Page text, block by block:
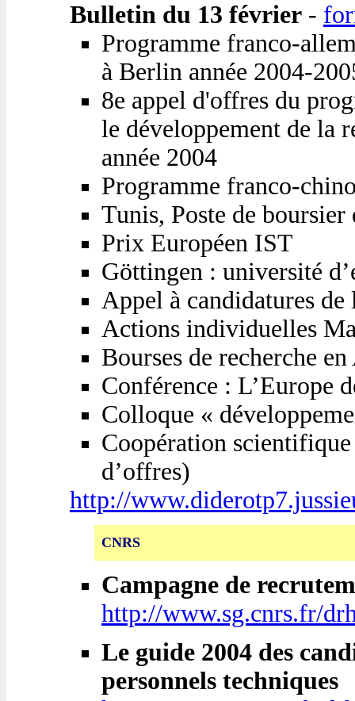
Bulletin du 13 février -
Programme franco-
à Berlin année 2004-
8e appel d'offres du
le développement de la
année 2004
Programme franco-
Tunis, Poste de boursier
Prix Européen IST
Göttingen : université
Appel à candidatures
Actions individuelles
Bourses de recherche
Conférence : L’Europe
Colloque «
Coopération
d’offres)
http://
CNRS
Campagne de
http://www.sg.cnrs.fr/
Le guide 2004 des
personnels techniques